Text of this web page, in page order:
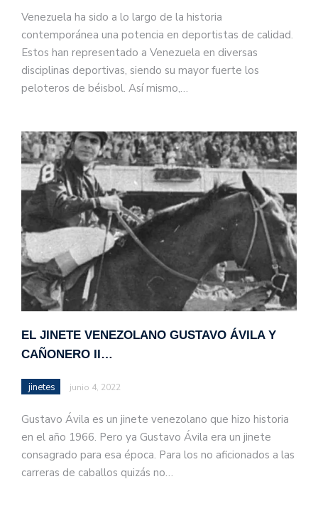
Venezuela ha sido a lo largo de la historia
contemporánea una potencia en deportistas de calidad.
Estos han representado a Venezuela en diversas
disciplinas deportivas, siendo su mayor fuerte los
peloteros de béisbol. Así mismo,…
EL JINETE VENEZOLANO GUSTAVO ÁVILA Y
CAÑONERO II…
jinetes junio 4, 2022
Gustavo Ávila es un jinete venezolano que hizo historia
en el año 1966. Pero ya Gustavo Ávila era un jinete
consagrado para esa época. Para los no aficionados a las
carreras de caballos quizás no…